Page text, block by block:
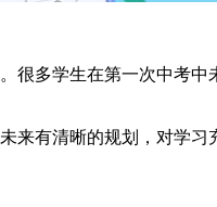
多学生在第一次中考中
有清晰的规划，对学习